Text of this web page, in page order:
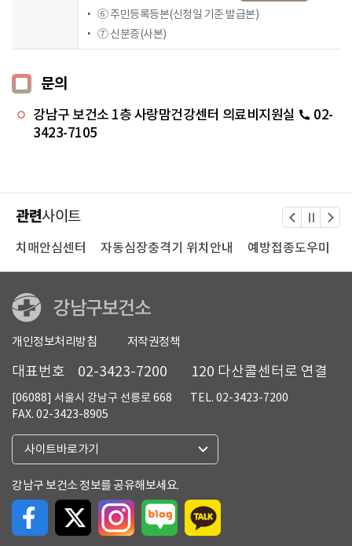
⑥ 주민등록등본(신청일 기준 발급본)
⑦ 신분증(사본)
문의
강남구 보건소 1층 사랑맘건강센터 의료비지원실
02-
3423-7105
관련사이트
치매안심센터 자동심장충격기 위치안내 예방접종도우미
개인정보처리방침 저작권정책
대표번호 02-3423-7200 120 다산콜센터로 연결
[06088] 서울시 강남구 선릉로 668
TEL. 02-3423-7200
FAX. 02-3423-8905
사이트바로가기
기
강남구 보건소 정보를 공유해보세요.